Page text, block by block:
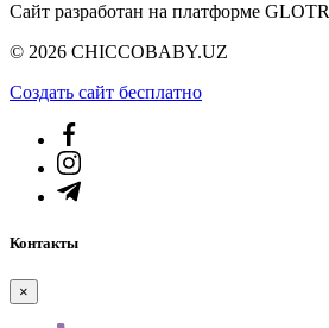
Сайт разработан на платформе GLOTR
© 2026 CHICCOBABY.UZ
Создать cайт бесплатно
Контакты
×